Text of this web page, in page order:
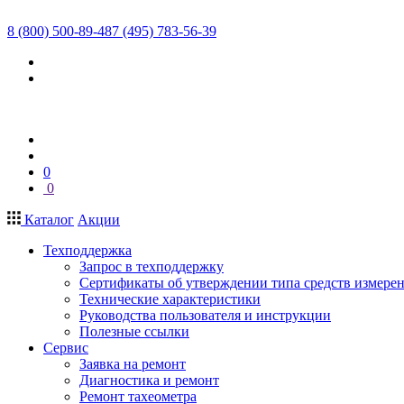
8 (800) 500-89-487 (495) 783-56-39
0
0
Каталог Акции
Техподдержка
Запрос в техподдержку
Сертификаты об утверждении типа средств
Технические характеристики
Руководства пользователя и инструкции
Полезные ссылки
Сервис
Заявка на ремонт
Диагностика и ремонт
Ремонт тахеометра